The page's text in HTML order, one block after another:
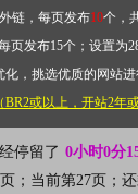
链，每页发布10个，
发布15个；设置
，挑选优质的网站
或以上，开站2年
停留了 0小时0分
；当前第27页；还